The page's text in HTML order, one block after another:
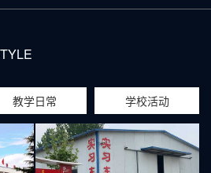
教学日常 学校活动